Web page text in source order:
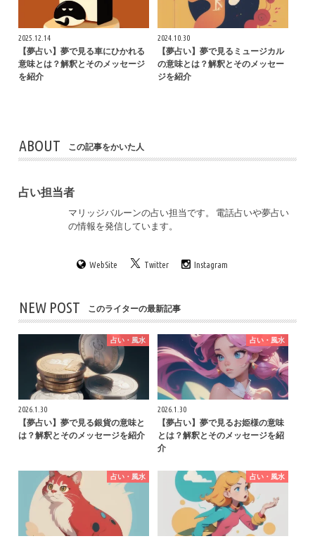
2025.12.14
【夢占い】夢で見る車にひかれる
意味とは？解釈とそのメッセージ
を紹介
2024.10.30
【夢占い】夢で見るミュージカル
の意味とは？解釈とそのメッセー
ジを紹介
ABOUT この記事をかいた人
占い担当者
マリッジバルーンの占い担当です。 電話占いや夢占い
の情報を発信しています。
WebSite Twitter Instagram
NEW POST このライターの最新記事
占い・風水
2026.1.30
【夢占い】夢で見る銀貨の意味と
は？解釈とそのメッセージを紹介
占い・風水
2026.1.30
【夢占い】夢で見るお姫様の意味
とは？解釈とそのメッセージを紹
介
占い・風水 占い・風水